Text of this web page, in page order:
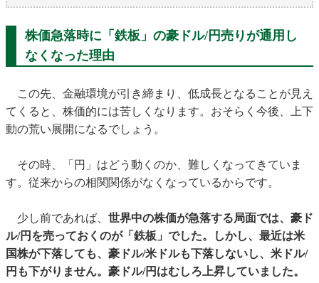
株価急落時に「鉄板」の豪ドル/円売りが通用し
なくなった理由
この先、金融環境が引き締まり、低成長となることが見え
てくると、株価的には苦しくなります。おそらく今後、上下
動の荒い展開になるでしょう。
その時、「円」はどう動くのか、難しくなってきていま
す。従来からの相関関係がなくなっているからです。
少し前であれば、 世界中の株価が急落する局面では、豪ド
ル/円を売っておくのが「鉄板」でした。しかし、最近は米
国株が下落しても、豪ドル/米ドルも下落しないし、米ドル/
円も下がりません。豪ドル/円はむしろ上昇していました。